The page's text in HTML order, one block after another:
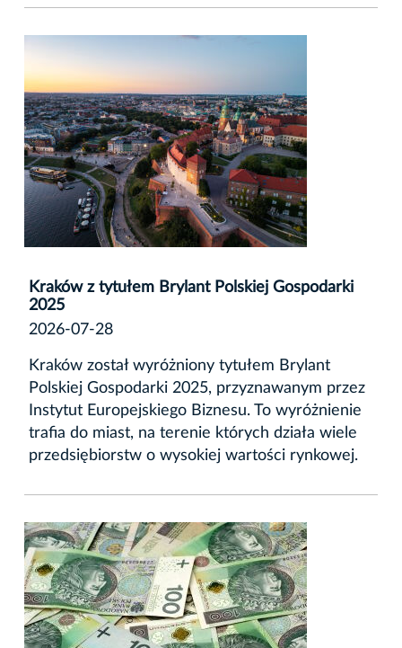
Kraków z tytułem Brylant Polskiej Gospodarki
2025
2026-07-28
Kraków został wyróżniony tytułem Brylant
Polskiej Gospodarki 2025, przyznawanym przez
Instytut Europejskiego Biznesu. To wyróżnienie
trafia do miast, na terenie których działa wiele
przedsiębiorstw o wysokiej wartości rynkowej.